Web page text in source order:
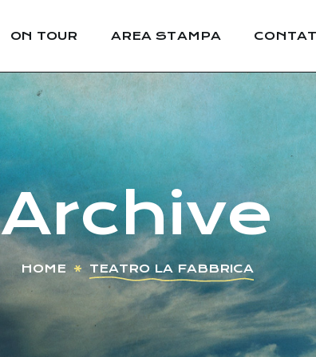
ON TOUR AREA STAMPA
Archive
HOME TEATRO LA FABBRICA